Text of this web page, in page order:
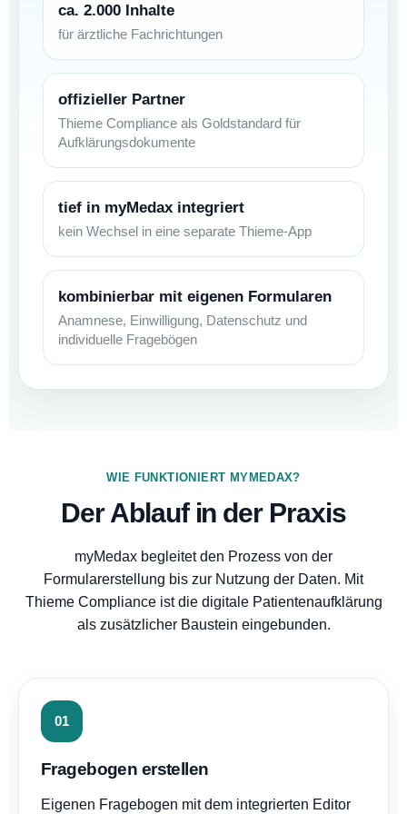
ca. 2.000 Inhalte
für ärztliche Fachrichtungen
offizieller Partner
Thieme Compliance als Goldstandard für
Aufklärungsdokumente
tief in myMedax integriert
kein Wechsel in eine separate Thieme-App
kombinierbar mit eigenen Formularen
Anamnese, Einwilligung, Datenschutz und
individuelle Fragebögen
WIE FUNKTIONIERT MYMEDAX?
Der Ablauf in der Praxis
myMedax begleitet den Prozess von der
Formularerstellung bis zur Nutzung der Daten. Mit
Thieme Compliance ist die digitale Patientenaufklärung
als zusätzlicher Baustein eingebunden.
01
Fragebogen erstellen
Eigenen Fragebogen mit dem integrierten Editor